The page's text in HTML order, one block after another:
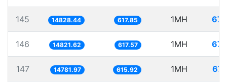
145 14828.44 617.85 1MH
146 14821.62 617.57 1MH
147 14781.97 615.92 1MH